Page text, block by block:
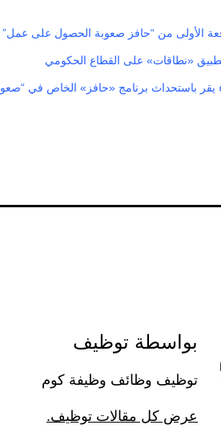
الأولى من “حافز صعوبة الحصول على عمل”
«نطاقات» على القطاع الحكومي
يقر باستحداث برنامج «حافز» الخاص في
بواسطة توظيف
توظيف وظائف وظيفة كوم
عرض كل مقالات توظيف.